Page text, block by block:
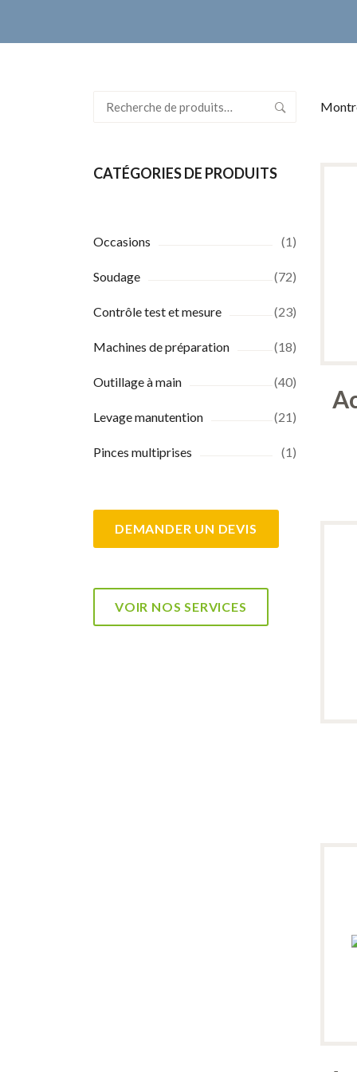
Recherche
CATÉGORIES DE PRODUITS
Occasions (1)
Soudage (72)
Contrôle test et mesure (23)
Machines de préparation (18)
Outillage à main (40)
Levage manutention (21)
Pinces multiprises (1)
DEMANDER UN DEVIS
VOIR NOS SERVICES